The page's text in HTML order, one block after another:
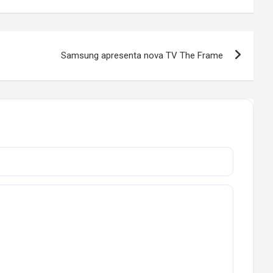
Samsung apresenta nova TV The Frame